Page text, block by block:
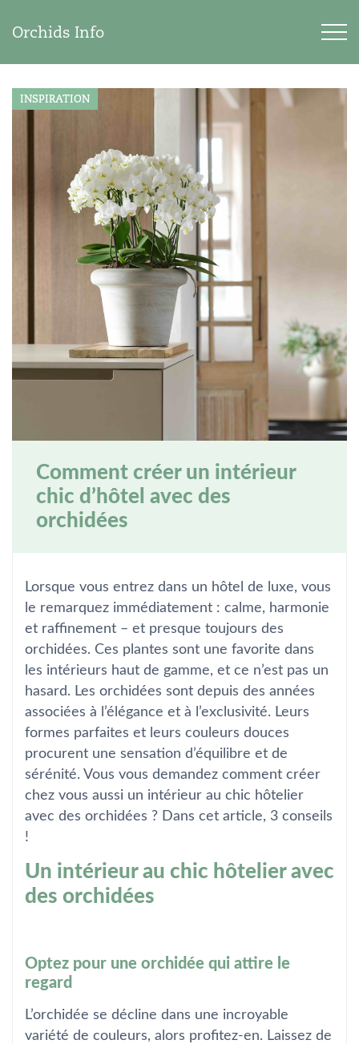
Orchids Info
INSPIRATION
Comment créer un intérieur
chic d’hôtel avec des
orchidées
Lorsque vous entrez dans un hôtel de luxe, vous
le remarquez immédiatement : calme, harmonie
et raffinement – et presque toujours des
orchidées. Ces plantes sont une favorite dans
les intérieurs haut de gamme, et ce n’est pas un
hasard. Les orchidées sont depuis des années
associées à l’élégance et à l’exclusivité. Leurs
formes parfaites et leurs couleurs douces
procurent une sensation d’équilibre et de
sérénité. Vous vous demandez comment créer
chez vous aussi un intérieur au chic hôtelier
avec des orchidées ? Dans cet article, 3 conseils
!
Un intérieur au chic hôtelier avec
des orchidées
Optez pour une orchidée qui attire le
regard
L’orchidée se décline dans une incroyable
variété de couleurs, alors profitez-en. Laissez de